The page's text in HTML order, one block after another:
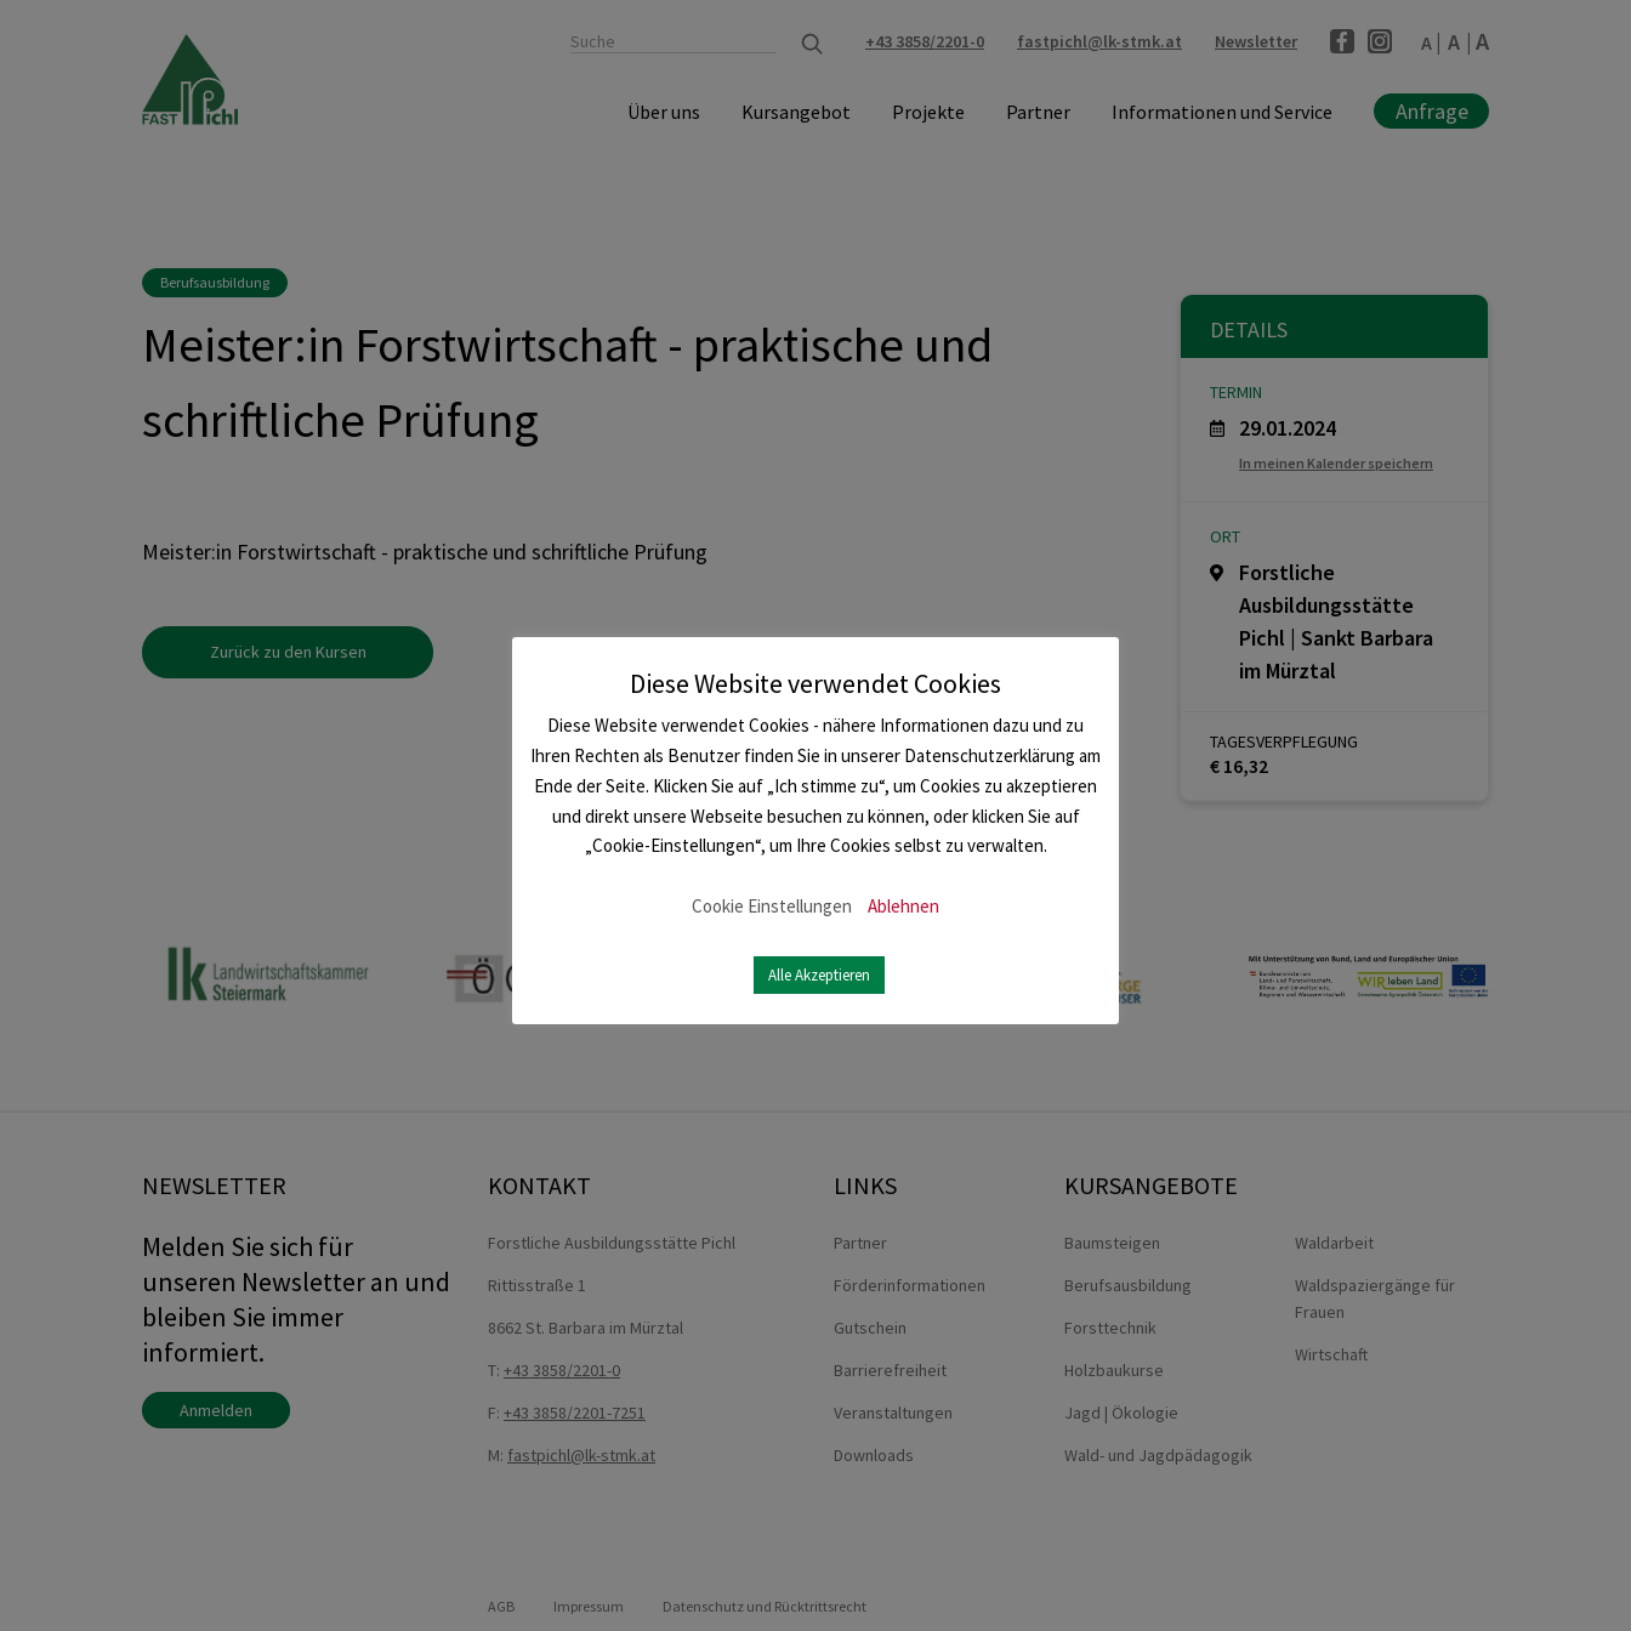
+43 3858/2201-0 fastpichl@lk-stmk.at Newsletter A A A
Über uns Kursangebot Projekte Partner Informationen und Service Anfrage
Berufsausbildung
Meister:in Forstwirtschaft - praktische und
schriftliche Prüfung
Meister:in Forstwirtschaft - praktische und schriftliche Prüfung
Zurück zu den Kursen
DETAILS
TERMIN
29.01.2024
In meinen Kalender speichern
ORT
Forstliche
Ausbildungsstätte
Pichl | Sankt Barbara
im Mürztal
TAGESVERPFLEGUNG
€ 16,32
NEWSLETTER
Melden Sie sich für
unseren Newsletter an und
bleiben Sie immer
informiert.
Anmelden
KONTAKT
Forstliche Ausbildungsstätte Pichl
Rittisstraße 1
8662 St. Barbara im Mürztal
T: +43 3858/2201-0
F: +43 3858/2201-7251
M: fastpichl@lk-stmk.at
LINKS
Partner
Förderinformationen
Gutschein
Barrierefreiheit
Veranstaltungen
Downloads
KURSANGEBOTE
Baumsteigen
Berufsausbildung
Forsttechnik
Holzbaukurse
Jagd | Ökologie
Wald- und Jagdpädagogik
Waldarbeit
Waldspaziergänge für
Frauen
Wirtschaft
AGB Impressum Datenschutz und Rücktrittsrecht
Diese Website verwendet Cookies
Diese Website verwendet Cookies - nähere Informationen dazu und zu
Ihren Rechten als Benutzer finden Sie in unserer Datenschutzerklärung am
Ende der Seite. Klicken Sie auf „Ich stimme zu“, um Cookies zu akzeptieren
und direkt unsere Webseite besuchen zu können, oder klicken Sie auf
„Cookie-Einstellungen“, um Ihre Cookies selbst zu verwalten.
Cookie Einstellungen Ablehnen
Alle Akzeptieren